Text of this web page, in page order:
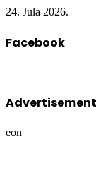
24. Jula 2026.
Facebook
Advertisement
eon